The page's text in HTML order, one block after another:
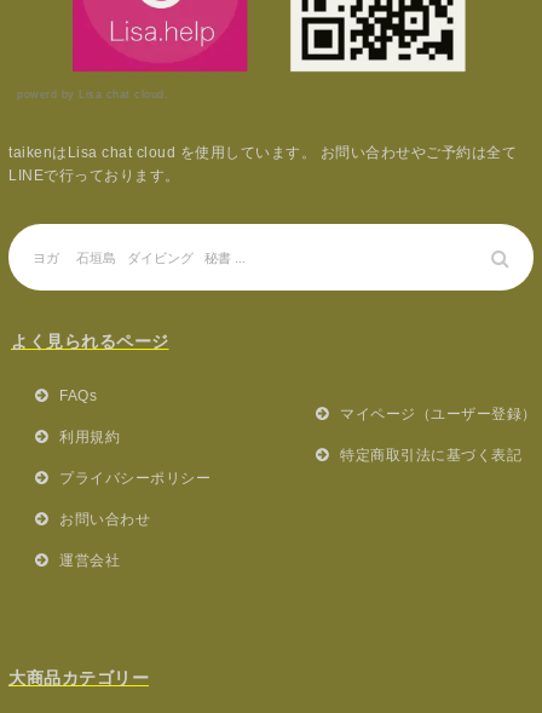
powerd by Lisa chat cloud.
taikenはLisa chat cloud を使用しています。 お問い合わせやご予約は全て
LINEで行っております。
よく見られるページ
FAQs
利用規約
プライバシーポリシー
お問い合わせ
運営会社
マイページ（ユーザー登録）
特定商取引法に基づく表記
大商品カテゴリー